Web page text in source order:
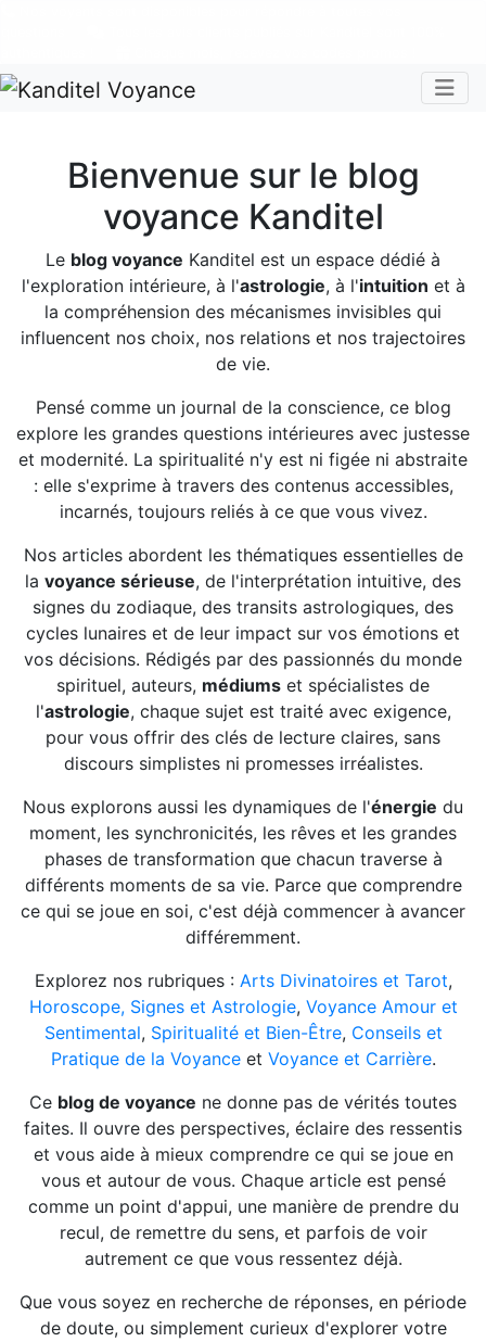
Bienvenue sur le blog
voyance Kanditel
Le blog voyance Kanditel est un espace dédié à
l'exploration intérieure, à l'astrologie, à l'intuition et à
la compréhension des mécanismes invisibles qui
influencent nos choix, nos relations et nos trajectoires
de vie.
Pensé comme un journal de la conscience, ce blog
explore les grandes questions intérieures avec justesse
et modernité. La spiritualité n'y est ni figée ni abstraite
: elle s'exprime à travers des contenus accessibles,
incarnés, toujours reliés à ce que vous vivez.
Nos articles abordent les thématiques essentielles de
la voyance sérieuse, de l'interprétation intuitive, des
signes du zodiaque, des transits astrologiques, des
cycles lunaires et de leur impact sur vos émotions et
vos décisions. Rédigés par des passionnés du monde
spirituel, auteurs, médiums et spécialistes de
l'astrologie, chaque sujet est traité avec exigence,
pour vous offrir des clés de lecture claires, sans
discours simplistes ni promesses irréalistes.
Nous explorons aussi les dynamiques de l'énergie du
moment, les synchronicités, les rêves et les grandes
phases de transformation que chacun traverse à
différents moments de sa vie. Parce que comprendre
ce qui se joue en soi, c'est déjà commencer à avancer
différemment.
Explorez nos rubriques : Arts Divinatoires et Tarot,
Horoscope, Signes et Astrologie, Voyance Amour et
Sentimental, Spiritualité et Bien-Être, Conseils et
Pratique de la Voyanceet Voyance et Carrière.
Ce blog de voyance ne donne pas de vérités toutes
faites. Il ouvre des perspectives, éclaire des ressentis
et vous aide à mieux comprendre ce qui se joue en
vous et autour de vous. Chaque article est pensé
comme un point d'appui, une manière de prendre du
recul, de remettre du sens, et parfois de voir
autrement ce que vous ressentez déjà.
Que vous soyez en recherche de réponses, en période
de doute, ou simplement curieux d'explorer votre